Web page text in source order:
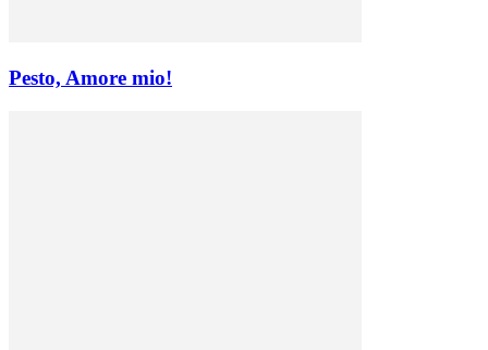
Pesto, Amore mio!